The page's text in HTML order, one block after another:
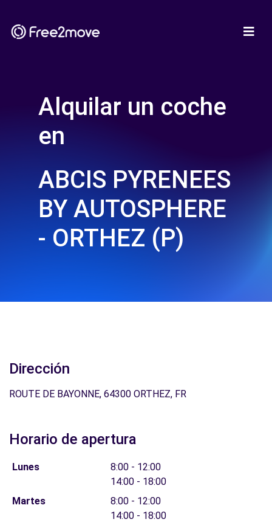
Alquilar un coche
en
ABCIS PYRENEES
BY AUTOSPHERE
- ORTHEZ (P)
Dirección
ROUTE DE BAYONNE, 64300 ORTHEZ, FR
Horario de apertura
Lunes
8:00 - 12:00
14:00 - 18:00
Martes
8:00 - 12:00
14:00 - 18:00